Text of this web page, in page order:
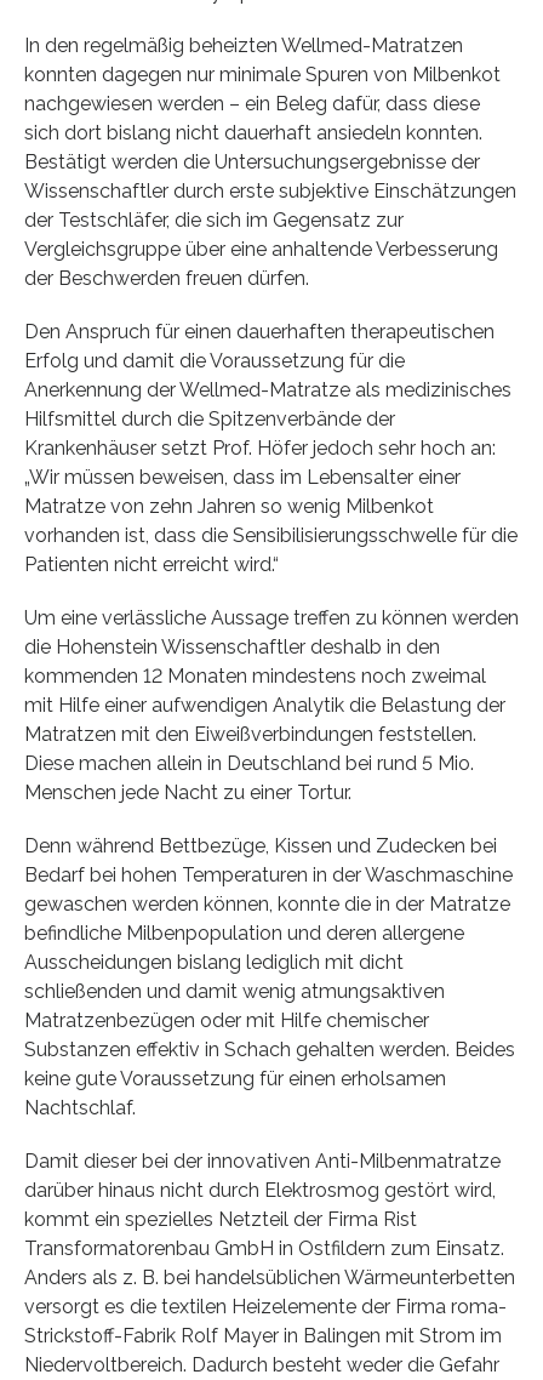
In den regelmäßig beheizten Wellmed-Matratzen
konnten dagegen nur minimale Spuren von Milbenkot
nachgewiesen werden – ein Beleg dafür, dass diese
sich dort bislang nicht dauerhaft ansiedeln konnten.
Bestätigt werden die Untersuchungsergebnisse der
Wissenschaftler durch erste subjektive Einschätzungen
der Testschläfer, die sich im Gegensatz zur
Vergleichsgruppe über eine anhaltende Verbesserung
der Beschwerden freuen dürfen.
Den Anspruch für einen dauerhaften therapeutischen
Erfolg und damit die Voraussetzung für die
Anerkennung der Wellmed-Matratze als medizinisches
Hilfsmittel durch die Spitzenverbände der
Krankenhäuser setzt Prof. Höfer jedoch sehr hoch an:
„Wir müssen beweisen, dass im Lebensalter einer
Matratze von zehn Jahren so wenig Milbenkot
vorhanden ist, dass die Sensibilisierungsschwelle für die
Patienten nicht erreicht wird.“
Um eine verlässliche Aussage treffen zu können werden
die Hohenstein Wissenschaftler deshalb in den
kommenden 12 Monaten mindestens noch zweimal
mit Hilfe einer aufwendigen Analytik die Belastung der
Matratzen mit den Eiweißverbindungen feststellen.
Diese machen allein in Deutschland bei rund 5 Mio.
Menschen jede Nacht zu einer Tortur.
Denn während Bettbezüge, Kissen und Zudecken bei
Bedarf bei hohen Temperaturen in der Waschmaschine
gewaschen werden können, konnte die in der Matratze
befindliche Milbenpopulation und deren allergene
Ausscheidungen bislang lediglich mit dicht
schließenden und damit wenig atmungsaktiven
Matratzenbezügen oder mit Hilfe chemischer
Substanzen effektiv in Schach gehalten werden. Beides
keine gute Voraussetzung für einen erholsamen
Nachtschlaf.
Damit dieser bei der innovativen Anti-Milbenmatratze
darüber hinaus nicht durch Elektrosmog gestört wird,
kommt ein spezielles Netzteil der Firma Rist
Transformatorenbau GmbH in Ostfildern zum Einsatz.
Anders als z. B. bei handelsüblichen Wärmeunterbetten
versorgt es die textilen Heizelemente der Firma roma-
Strickstoff-Fabrik Rolf Mayer in Balingen mit Strom im
Niedervoltbereich. Dadurch besteht weder die Gefahr